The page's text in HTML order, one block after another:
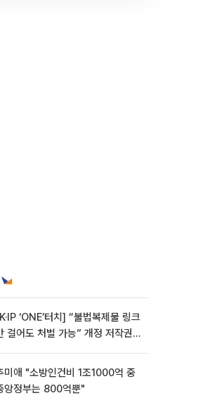
‘ONE’터치] “불법복제물 링크
걸어도 처벌 가능” 개정 저작권
미애 "소방인건비 1조1000억 중
앙정부는 800억뿐"